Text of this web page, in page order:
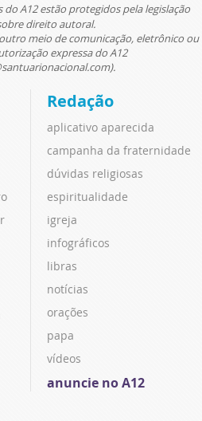
A12 estão protegidos pela legislação
direito autoral.
meio de comunicação, eletrônico ou
expressa do A12
Redação
aplicativo aparecida
campanha da fraternidade
dúvidas religiosas
espiritualidade
igreja
infográficos
libras
notícias
orações
papa
vídeos
anuncie no A12